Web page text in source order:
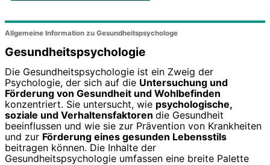
Allgemeine Information zu Gesundheitspsychologe
Gesundheitspsychologie
Die Gesundheitspsychologie ist ein Zweig der
Psychologie, der sich auf die Untersuchung und
Förderung von Gesundheit und Wohlbefinden
konzentriert. Sie untersucht, wie psychologische,
soziale und Verhaltensfaktoren die Gesundheit
beeinflussen und wie sie zur Prävention von Krankheiten
und zur Förderung eines gesunden Lebensstils
beitragen können. Die Inhalte der
Gesundheitspsychologie umfassen eine breite Palette